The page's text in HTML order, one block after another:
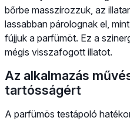
bőrbe masszírozzuk, az
lassabban párolognak el,
fújjuk a parfümöt. Ez a
mégis visszafogott illatot.
Az alkalmazás
tartósságért
A parfümös testápoló